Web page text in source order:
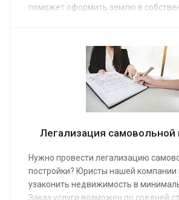
поможет оформить землю в
Легализация самовольной
Нужно провести легализацию
постройки? Юристы нашей компании
узаконить недвижимость в
Заказ услуги возможен по средней